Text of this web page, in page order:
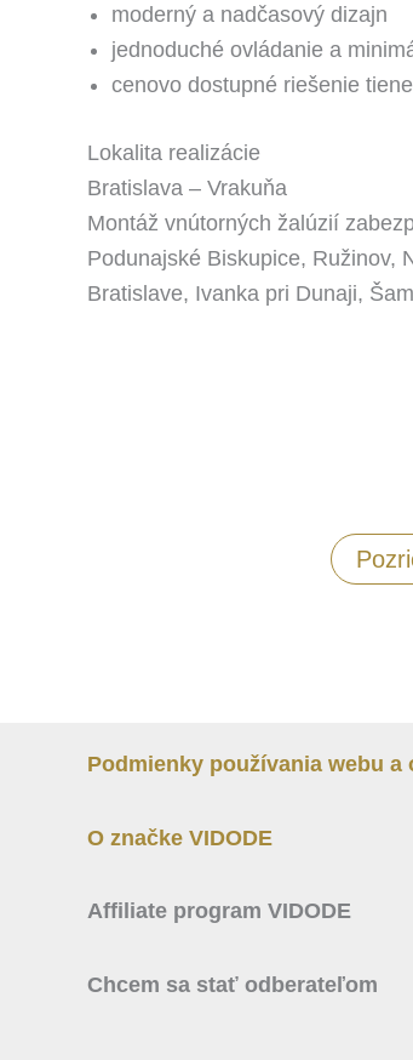
moderný a nadčasový dizajn
jednoduché ovládanie a
cenovo dostupné riešenie
Lokalita realizácie
Bratislava – Vrakuňa
Montáž vnútorných žalúzií
Podunajské Biskupice, Ružinov,
Bratislave, Ivanka pri Dunaji,
Podmienky používania webu
O značke VIDODE
Affiliate program VIDODE
Chcem sa stať odberateľom